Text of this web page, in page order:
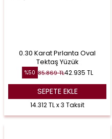
0.30 Karat Pırlanta Oval
Tektaş Yüzük
%50 85.869TL42.935 TL
SEPETE EKLE
14.312 TL x 3 Taksit